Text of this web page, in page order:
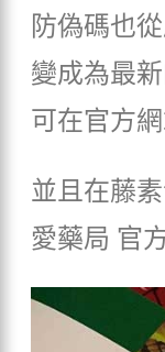
防偽碼也
變成為最
可在官方
並且在藤
愛藥局 官